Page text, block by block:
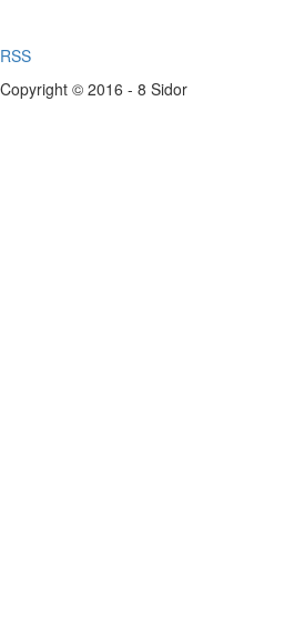
RSS
Copyright © 2016 - 8 Sidor